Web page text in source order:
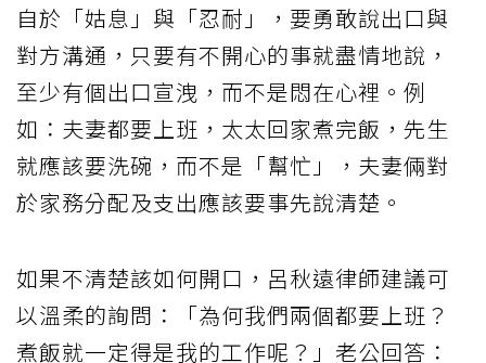
自於「姑息」與「忍耐」，要勇敢說出口與
對方溝通，只要有不開心的事就盡情地說，
至少有個出口宣洩，而不是悶在心裡。例
如：夫妻都要上班，太太回家煮完飯，先生
就應該要洗碗，而不是「幫忙」，夫妻倆對
於家務分配及支出應該要事先說清楚。
如果不清楚該如何開口，呂秋遠律師建議可
以溫柔的詢問：「為何我們兩個都要上班？
煮飯就一定得是我的工作呢？」老公回答：